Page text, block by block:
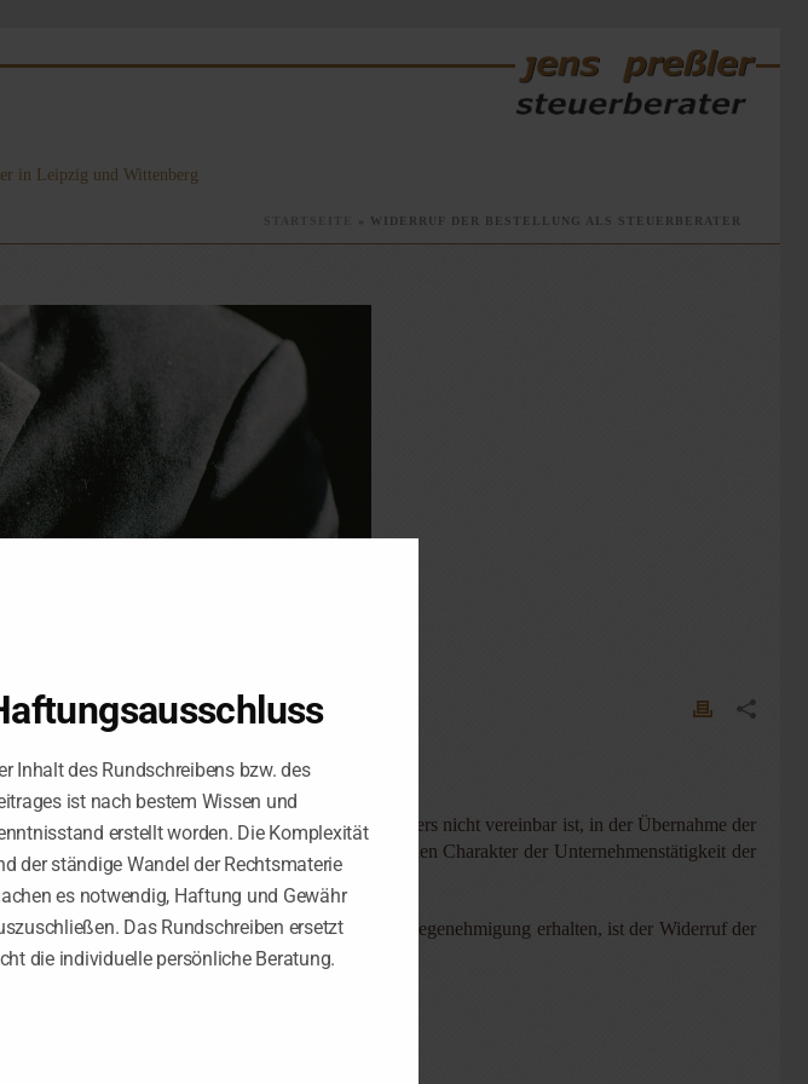
in Leipzig und Wittenberg
» WIDERRUF DER BESTELLUNG ALS STEUERBERATER
einer gewerblichen Tätigkeit entschieden.
mit dem Beruf oder mit dem Ansehen des Steuerberaters nicht vereinbar ist, in der Übernahme der
dieser Funktion werde notwendig vom gewerblichen Charakter der Unternehmenstätigkeit der
in diesem Zeitpunkt noch keine Ausnahmegenehmigung erhalten, ist der Widerruf der
Inhalt des Rundschreibens bzw. des
ist nach bestem Wissen und
erstellt worden. Die Komplexität
der ständige Wandel der Rechtsmaterie
es notwendig, Haftung und Gewähr
Das Rundschreiben ersetzt
die individuelle persönliche Beratung.